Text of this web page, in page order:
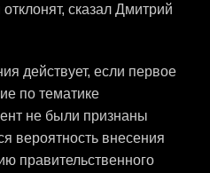
сказал Дмитрий
действует, если первое
по тематике
не были признаны
вероятность внесения
правительственного